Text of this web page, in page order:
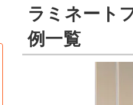
ラミネート
例一覧